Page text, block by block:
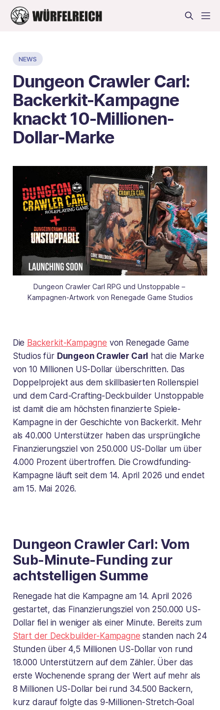
NEWS
Dungeon Crawler Carl:
Backerkit-Kampagne
knackt 10-Millionen-
Dollar-Marke
Dungeon Crawler Carl RPG und Unstoppable –
Kampagnen-Artwork von Renegade Game Studios
Die Backerkit-Kampagne von Renegade Game
Studios für Dungeon Crawler Carl hat die Marke
von 10 Millionen US-Dollar überschritten. Das
Doppelprojekt aus dem skillbasierten Rollenspiel
und dem Card-Crafting-Deckbuilder Unstoppable
ist damit die am höchsten finanzierte Spiele-
Kampagne in der Geschichte von Backerkit. Mehr
als 40.000 Unterstützer haben das ursprüngliche
Finanzierungsziel von 250.000 US-Dollar um über
4.000 Prozent übertroffen. Die Crowdfunding-
Kampagne läuft seit dem 14. April 2026 und endet
am 15. Mai 2026.
Dungeon Crawler Carl: Vom
Sub-Minute-Funding zur
achtstelligen Summe
Renegade hat die Kampagne am 14. April 2026
gestartet, das Finanzierungsziel von 250.000 US-
Dollar fiel in weniger als einer Minute. Bereits zum
Start der Deckbuilder-Kampagne standen nach 24
Stunden über 4,5 Millionen US-Dollar von rund
18.000 Unterstützern auf dem Zähler. Über das
erste Wochenende sprang der Wert auf mehr als
8 Millionen US-Dollar bei rund 34.500 Backern,
kurz darauf folgte das 9-Millionen-Stretch-Goal